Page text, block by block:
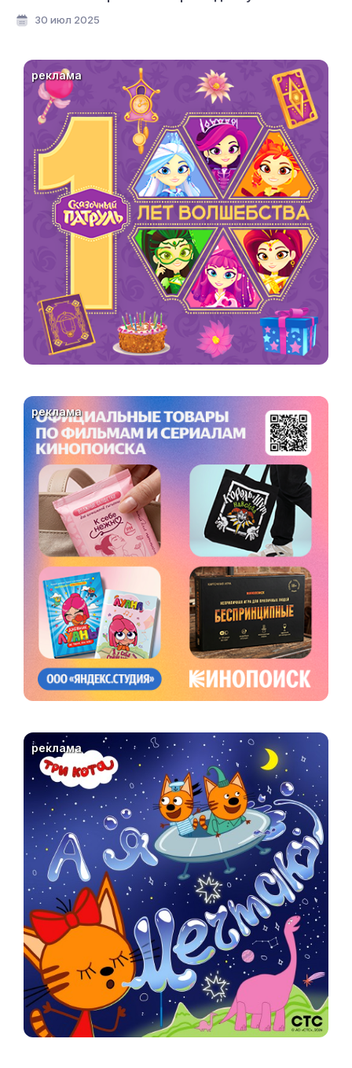
мультфильмов»
30 июл 2025
реклама
реклама
реклама